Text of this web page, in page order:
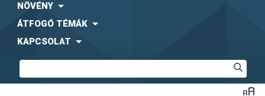
NÖVÉNY
ÁTFOGÓ TÉMÁK
KAPCSOLAT